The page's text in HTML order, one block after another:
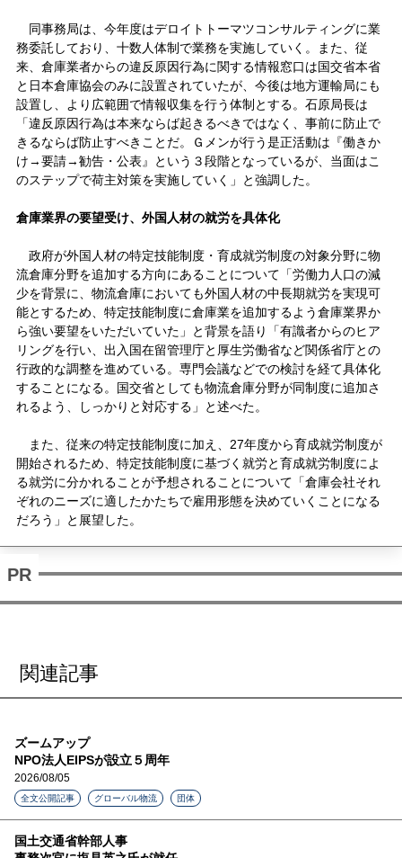
同事務局は、今年度はデロイトトーマツコンサルティングに業
務委託しており、十数人体制で業務を実施していく。また、従
来、倉庫業者からの違反原因行為に関する情報窓口は国交省本省
と日本倉庫協会のみに設置されていたが、今後は地方運輸局にも
設置し、より広範囲で情報収集を行う体制とする。石原局長は
「違反原因行為は本来ならば起きるべきではなく、事前に防止で
きるならば防止すべきことだ。Ｇメンが行う是正活動は『働きか
け→要請→勧告・公表』という３段階となっているが、当面はこ
のステップで荷主対策を実施していく」と強調した。
倉庫業界の要望受け、外国人材の就労を具体化
政府が外国人材の特定技能制度・育成就労制度の対象分野に物
流倉庫分野を追加する方向にあることについて「労働力人口の減
少を背景に、物流倉庫においても外国人材の中長期就労を実現可
能とするため、特定技能制度に倉庫業を追加するよう倉庫業界か
ら強い要望をいただいていた」と背景を語り「有識者からのヒア
リングを行い、出入国在留管理庁と厚生労働省など関係省庁との
行政的な調整を進めている。専門会議などでの検討を経て具体化
することになる。国交省としても物流倉庫分野が同制度に追加さ
れるよう、しっかりと対応する」と述べた。
また、従来の特定技能制度に加え、27年度から育成就労制度が
開始されるため、特定技能制度に基づく就労と育成就労制度によ
る就労に分かれることが予想されることについて「倉庫会社それ
ぞれのニーズに適したかたちで雇用形態を決めていくことになる
だろう」と展望した。
関連記事
ズームアップ
NPO法人EIPSが設立５周年
2026/08/05
全文公開記事 グローバル物流 団体
国土交通省幹部人事